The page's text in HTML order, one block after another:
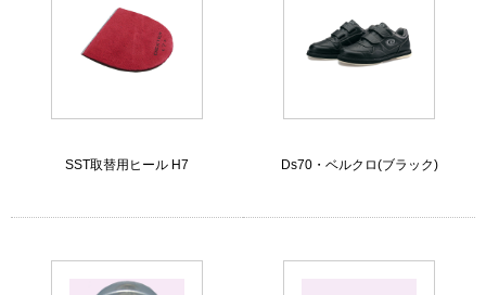
SST取替用ヒール H7 Ds70・ベルクロ(ブラック)